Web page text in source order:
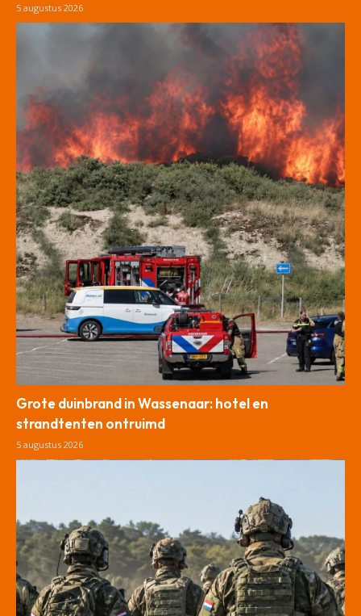
5 augustus 2026
Grote duinbrand in Wassenaar: hotel en
strandtenten ontruimd
5 augustus 2026